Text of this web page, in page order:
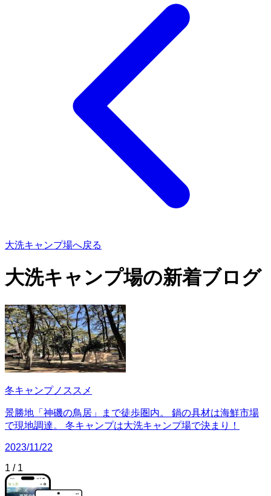
大洗キャンプ場へ戻る
大洗キャンプ場の新着ブログ
冬キャンプノススメ
景勝地「神磯の鳥居」まで徒歩圏内。 鍋の具材は海鮮市場
で現地調達。 冬キャンプは大洗キャンプ場で決まり！
2023/11/22
1 / 1